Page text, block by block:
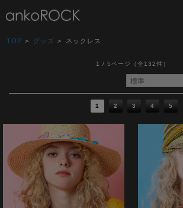
TOP > グッズ > ネックレス
1 / 5ページ （全132件）
1 2 3 4 5